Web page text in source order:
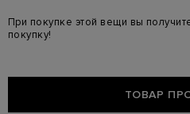
При покупке этой вещи вы
покупку!
ТОВАР